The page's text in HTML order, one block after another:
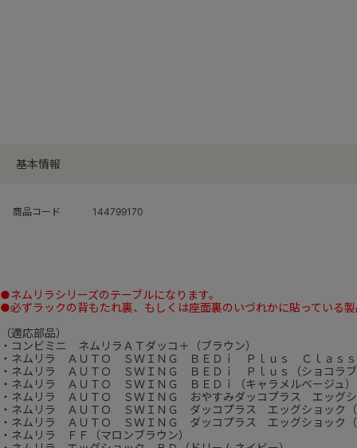
基本情報
商品コード 144799170
●ネムリラシリーズのテーブルになります。
●必ずラックの背もたれ裏、もしくは座面裏のいづれかに貼っている
（適応部品）
・コンビミニ ネムリラＡＴダッコ＋（ブラウン）
・ネムリラ ＡＵＴＯ ＳＷＩＮＧ ＢＥＤｉ Ｐｌｕｓ Ｃｌａｓｓ
・ネムリラ ＡＵＴＯ ＳＷＩＮＧ ＢＥＤｉ Ｐｌｕｓ（ショコラブ
・ネムリラ ＡＵＴＯ ＳＷＩＮＧ ＢＥＤｉ（キャラメルベージュ）
・ネムリラ ＡＵＴＯ ＳＷＩＮＧ おやすみダッコプラス エッグシ
・ネムリラ ＡＵＴＯ ＳＷＩＮＧ ダッコプラス エッグショック（
・ネムリラ ＡＵＴＯ ＳＷＩＮＧ ダッコプラス エッグショック（
・ネムリラ ＦＦ（マロンブラウン）